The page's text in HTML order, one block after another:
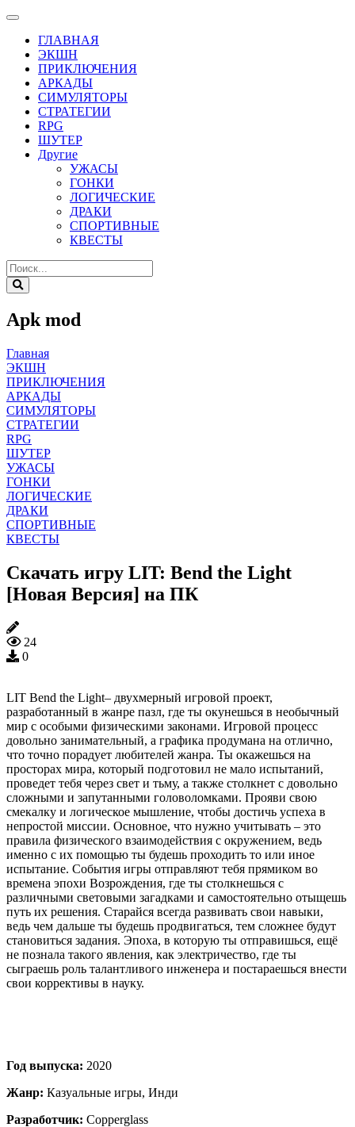
ГЛАВНАЯ
ЭКШН
ПРИКЛЮЧЕНИЯ
АРКАДЫ
СИМУЛЯТОРЫ
СТРАТЕГИИ
RPG
ШУТЕР
Другие
УЖАСЫ
ГОНКИ
ЛОГИЧЕСКИЕ
ДРАКИ
СПОРТИВНЫЕ
КВЕСТЫ
Apk mod
Главная
ЭКШН
ПРИКЛЮЧЕНИЯ
АРКАДЫ
СИМУЛЯТОРЫ
СТРАТЕГИИ
RPG
ШУТЕР
УЖАСЫ
ГОНКИ
ЛОГИЧЕСКИЕ
ДРАКИ
СПОРТИВНЫЕ
КВЕСТЫ
Скачать игру LIT: Bend the Light
[Новая Версия] на ПК
24
0
LIT Bend the Light– двухмерный игровой проект,
разработанный в жанре пазл, где ты окунешься в необычный
мир с особыми физическими законами. Игровой процесс
довольно занимательный, а графика продумана на отлично,
что точно порадует любителей жанра. Ты окажешься на
просторах мира, который подготовил не мало испытаний,
проведет тебя через свет и тьму, а также столкнет с довольно
сложными и запутанными головоломками. Прояви свою
смекалку и логическое мышление, чтобы достичь успеха в
непростой миссии. Основное, что нужно учитывать – это
правила физического взаимодействия с окружением, ведь
именно с их помощью ты будешь проходить то или иное
испытание. События игры отправляют тебя прямиком во
времена эпохи Возрождения, где ты столкнешься с
различными световыми загадками и самостоятельно отыщешь
путь их решения. Старайся всегда развивать свои навыки,
ведь чем дальше ты будешь продвигаться, тем сложнее будут
становиться задания. Эпоха, в которую ты отправишься, ещё
не познала такого явления, как электричество, где ты
сыграешь роль талантливого инженера и постараешься внести
свои коррективы в науку.
Год выпуска: 2020
Жанр: Казуальные игры, Инди
Разработчик: Copperglass